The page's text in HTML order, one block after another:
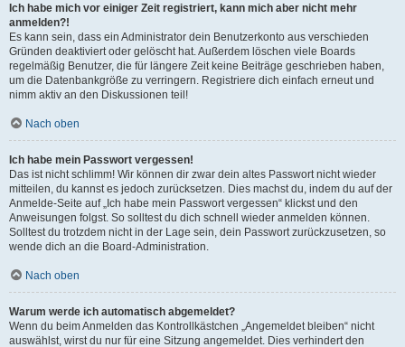
Ich habe mich vor einiger Zeit registriert, kann mich aber nicht mehr
anmelden?!
Es kann sein, dass ein Administrator dein Benutzerkonto aus verschieden
Gründen deaktiviert oder gelöscht hat. Außerdem löschen viele Boards
regelmäßig Benutzer, die für längere Zeit keine Beiträge geschrieben haben,
um die Datenbankgröße zu verringern. Registriere dich einfach erneut und
nimm aktiv an den Diskussionen teil!
Nach oben
Ich habe mein Passwort vergessen!
Das ist nicht schlimm! Wir können dir zwar dein altes Passwort nicht wieder
mitteilen, du kannst es jedoch zurücksetzen. Dies machst du, indem du auf der
Anmelde-Seite auf „Ich habe mein Passwort vergessen“ klickst und den
Anweisungen folgst. So solltest du dich schnell wieder anmelden können.
Solltest du trotzdem nicht in der Lage sein, dein Passwort zurückzusetzen, so
wende dich an die Board-Administration.
Nach oben
Warum werde ich automatisch abgemeldet?
Wenn du beim Anmelden das Kontrollkästchen „Angemeldet bleiben“ nicht
auswählst, wirst du nur für eine Sitzung angemeldet. Dies verhindert den